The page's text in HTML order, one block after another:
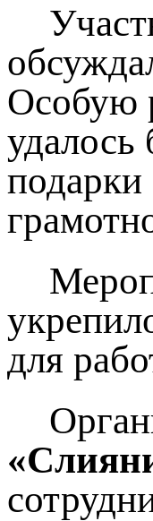
Особую
для